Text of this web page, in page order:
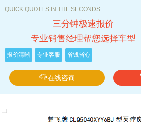
QUICK QUOTES IN THE SECONDS
三分钟极速报价
专业销售经理帮您选择车型
报价清晰 专业客服 省钱省心
在线咨询